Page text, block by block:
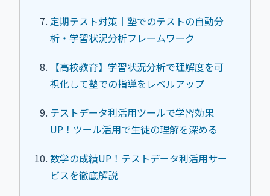
定期テスト対策｜塾でのテストの自動分
析・学習状況分析フレームワーク
【高校教育】学習状況分析で理解度を可
視化して塾での指導をレベルアップ
テストデータ利活用ツールで学習効果
UP！ツール活用で生徒の理解を深める
数学の成績UP！テストデータ利活用サー
ビスを徹底解説